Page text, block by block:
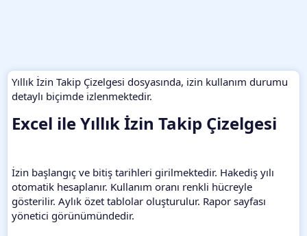
Yıllık İzin Takip Çizelgesi dosyasında, izin kullanım durumu
detaylı biçimde izlenmektedir.
Excel ile Yıllık İzin Takip Çizelgesi​
İzin başlangıç ve bitiş tarihleri girilmektedir. Hakediş yılı
otomatik hesaplanır. Kullanım oranı renkli hücreyle
gösterilir. Aylık özet tablolar oluşturulur. Rapor sayfası
yönetici görünümündedir.